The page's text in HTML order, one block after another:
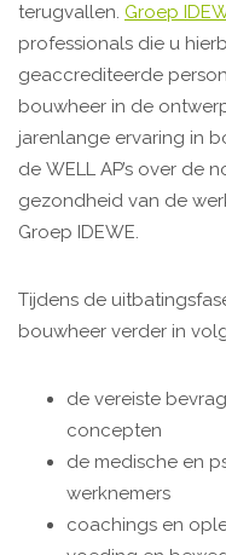
terugvallen. Groep
professionals die u
geaccrediteerde
bouwheer in de
jarenlange ervaring in
de WELL AP’s over de
gezondheid van de
Groep IDEWE.
Tijdens de
bouwheer verder in
de vereiste
concepten
de medische en
werknemers
coachings en